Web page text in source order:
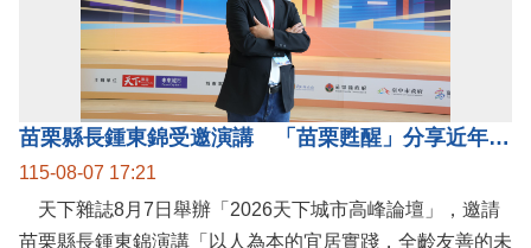
苗栗縣長鍾東錦受邀演講 「苗栗甦醒」分享近年轉變
115-08-07 17:21
天下雜誌8月7日舉辦「2026天下城市高峰論壇」，邀請
苗栗縣長鍾東錦演講「以人為本的宜居實踐，全齡友善的未